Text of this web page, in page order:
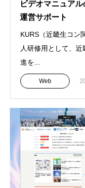
ビデオマニュア
運営サポート
KURS（近畿生コン
人研修用として、
進を...
Web